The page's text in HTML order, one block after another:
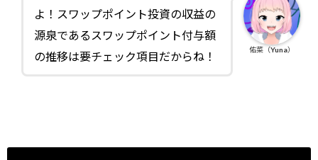
よ！スワップポイント投資の収益の
源泉であるスワップポイント付与額
の推移は要チェック項目だからね！
佑菜（Yuna）